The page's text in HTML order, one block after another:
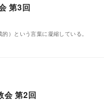
第3回
）という言葉に凝縮している。
会 第2回